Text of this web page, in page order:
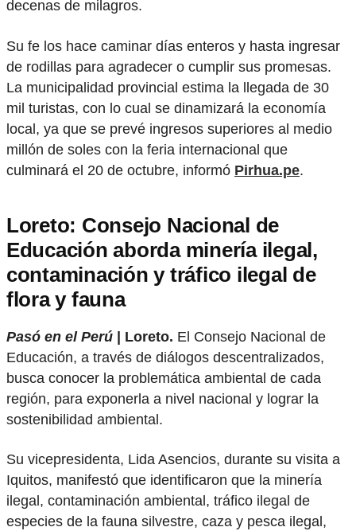
decenas de milagros.
Su fe los hace caminar días enteros y hasta ingresar
de rodillas para agradecer o cumplir sus promesas.
La municipalidad provincial estima la llegada de 30
mil turistas, con lo cual se dinamizará la economía
local, ya que se prevé ingresos superiores al medio
millón de soles con la feria internacional que
culminará el 20 de octubre, informó Pirhua.pe.
Loreto: Consejo Nacional de
Educación aborda minería ilegal,
contaminación y tráfico ilegal de
flora y fauna
Pasó en el Perú | Loreto. El Consejo Nacional de
Educación, a través de diálogos descentralizados,
busca conocer la problemática ambiental de cada
región, para exponerla a nivel nacional y lograr la
sostenibilidad ambiental.
Su vicepresidenta, Lida Asencios, durante su visita a
Iquitos, manifestó que identificaron que la minería
ilegal, contaminación ambiental, tráfico ilegal de
especies de la fauna silvestre, caza y pesca ilegal,